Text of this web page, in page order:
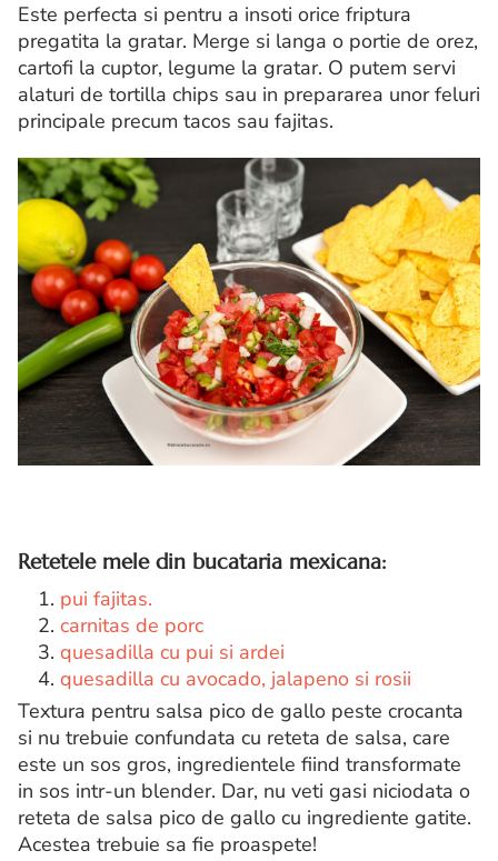
Este perfecta si pentru a insoti orice friptura
pregatita la gratar. Merge si langa o portie de orez,
cartofi la cuptor, legume la gratar. O putem servi
alaturi de tortilla chips sau in prepararea unor feluri
principale precum tacos sau fajitas.
Retetele mele din bucataria mexicana:
1. pui fajitas.
2. carnitas de porc
3. quesadilla cu pui si ardei
4. quesadilla cu avocado, jalapeno si rosii
Textura pentru salsa pico de gallo peste crocanta
si nu trebuie confundata cu reteta de salsa, care
este un sos gros, ingredientele fiind transformate
in sos intr-un blender. Dar, nu veti gasi niciodata o
reteta de salsa pico de gallo cu ingrediente gatite.
Acestea trebuie sa fie proaspete!